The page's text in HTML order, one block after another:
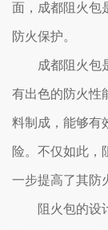
面，成都阻火包
防火保护。
成都阻火包
有出色的防火性
料制成，能够有
险。不仅如此，
一步提高了其防
阻火包的设